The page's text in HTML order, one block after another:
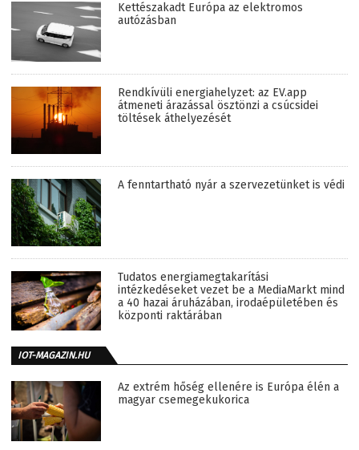
Kettészakadt Európa az elektromos
autózásban
Rendkívüli energiahelyzet: az EV.app
átmeneti árazással ösztönzi a csúcsidei
töltések áthelyezését
A fenntartható nyár a szervezetünket is védi
Tudatos energiamegtakarítási
intézkedéseket vezet be a MediaMarkt mind
a 40 hazai áruházában, irodaépületében és
központi raktárában
IOT-MAGAZIN.HU
Az extrém hőség ellenére is Európa élén a
magyar csemegekukorica